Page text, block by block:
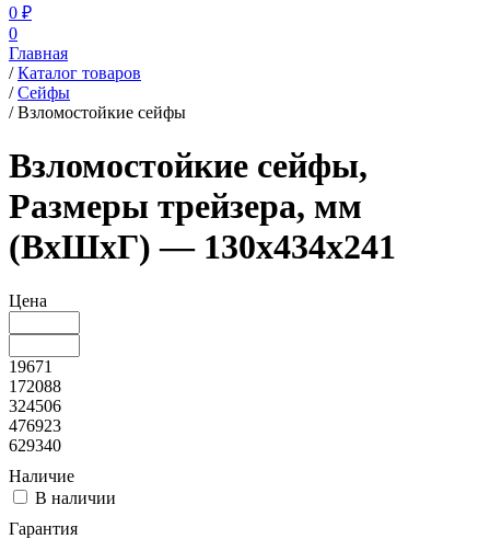
0 ₽
0
Главная
/ Каталог товаров
/ Сейфы
/ Взломостойкие сейфы
Взломостойкие сейфы,
Размеры трейзера, мм
(ВхШхГ) — 130х434х241
Цена
19671
172088
324506
476923
629340
Наличие
В наличии
Гарантия